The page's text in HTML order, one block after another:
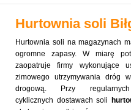
Hurtownia soli
Hurtownia soli na magazynach
ogromne zapasy. W miarę
zaopatruje firmy wykonujące
zimowego utrzymywania dróg
drogową. Przy
cyklicznych dostawach soli